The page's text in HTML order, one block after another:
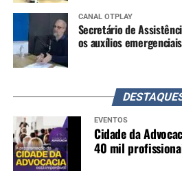
CANAL OTPLAY
Secretário de
os auxílios
EVENTOS
Cidade da
40 mil